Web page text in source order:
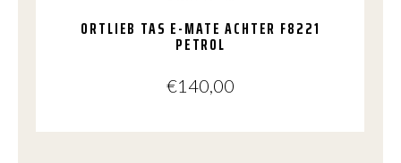
ORTLIEB TAS E-MATE ACHTER F8221
PETROL
€140,00